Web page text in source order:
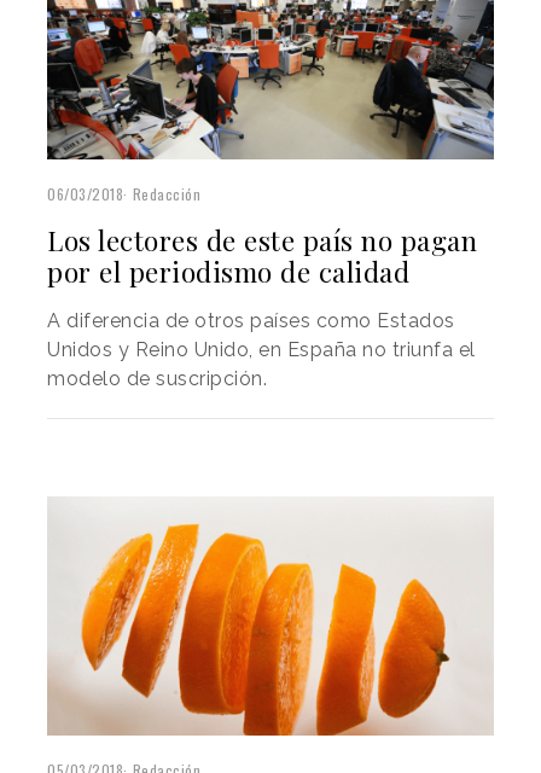
06/03/2018 Redacción
Los lectores de este país no pagan
por el periodismo de calidad
A diferencia de otros países como Estados
Unidos y Reino Unido, en España no triunfa el
modelo de suscripción.